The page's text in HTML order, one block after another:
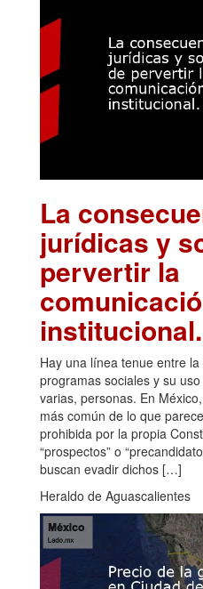
La
jurídicas y
pervertir la
institucional.
Hay una línea tenue entre
programas sociales y su
varias, personas. En
más común de lo que
prohibida por la propia
“prospectos” o
buscan evadir dichos […]
Heraldo de Aguascalientes